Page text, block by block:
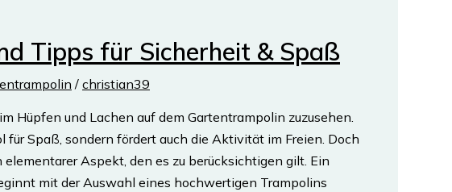
Tipps für Sicherheit & Spaß
/ christian39
Hüpfen und Lachen auf dem Gartentrampolin zuzusehen.
Spaß, sondern fördert auch die Aktivität im Freien. Doch
Aspekt, den es zu berücksichtigen gilt. Ein
mit der Auswahl eines hochwertigen Trampolins